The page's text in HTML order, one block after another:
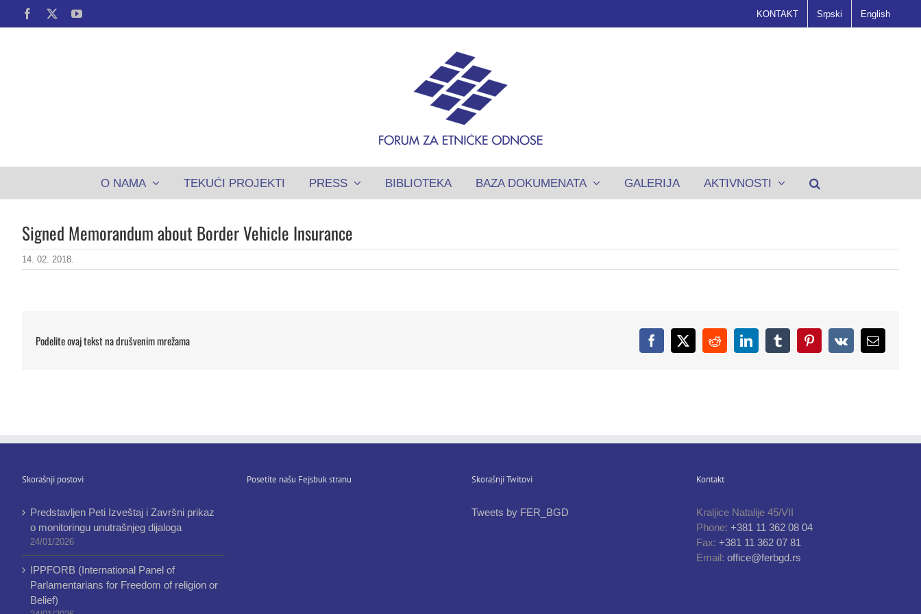
Facebook YouTube KONTAKT Srpski English
O NAMA TEKUĆI PROJEKTI PRESS BIBLIOTEKA BAZA DOKUMENATA GALERIJA AKTIVNOSTI
Signed Memorandum about Border Vehicle Insurance
14. 02. 2018.
Podelite ovaj tekst na drušvenim mrežama Facebook
X RedditLinkedInTumblrPinterest
Vk Email
Skorašnji postovi
Predstavljen Peti Izveštaj i Završni prikaz
o monitoringu unutrašnjeg dijaloga
24/01/2026
IPPFORB (International Panel of
Parlamentarians for Freedom of religion or
Belief)
Posetite našu Fejsbuk stranu Skorašnji Twitovi
Tweets by FER_BGD
Kontakt
Kraljice Natalije 45/VII
Phone: +381 11 362 08 04
Fax: +381 11 362 07 81
Email: office@ferbgd.rs